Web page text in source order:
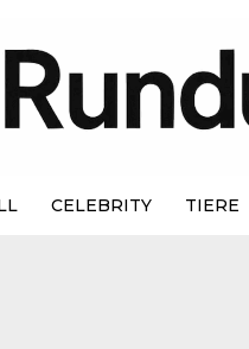
CELEBRITY TIERE